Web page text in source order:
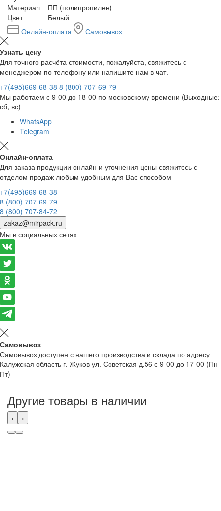
Материал
ПП (полипропилен)
Цвет
Белый
Онлайн-оплата
Самовывоз
Узнать цену
Для точного расчёта стоимости, пожалуйста, свяжитесь с
менеджером по телефону или напишите нам в чат.
+7(495)669-68-38 8 (800) 707-69-79
Мы работаем с 9-00 до 18-00 по московскому времени (Выходные:
сб, вс)
WhatsApp
Telegram
Онлайн-оплата
Для заказа продукции онлайн и уточнения цены свяжитесь с
отделом продаж любым удобным для Вас способом
+7(495)669-68-38
8 (800) 707-69-79
8 (800) 707-84-72
zakaz@mirpack.ru
Мы в социальных сетях
Самовывоз
Самовывоз доступен с нашего производства и склада по адресу
Калужская область г. Жуков ул. Советская д.56 с 9-00 до 17-00 (Пн-
Пт)
Другие товары в наличии
‹ ›